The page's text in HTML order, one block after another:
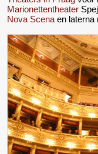
Marionettentheater
Nova Scena en laterna